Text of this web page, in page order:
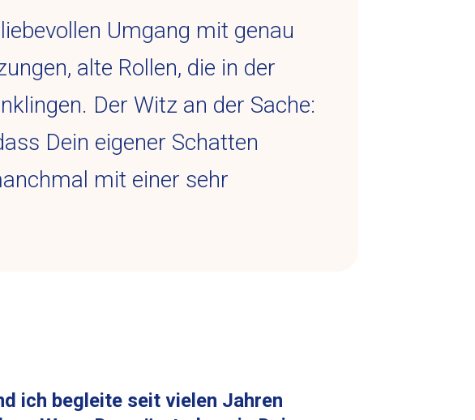
Umgang mit genau
alte Rollen, die in der
Der Witz an der Sache:
Dein eigener Schatten
mit einer sehr
ich begleite seit vielen Jahren